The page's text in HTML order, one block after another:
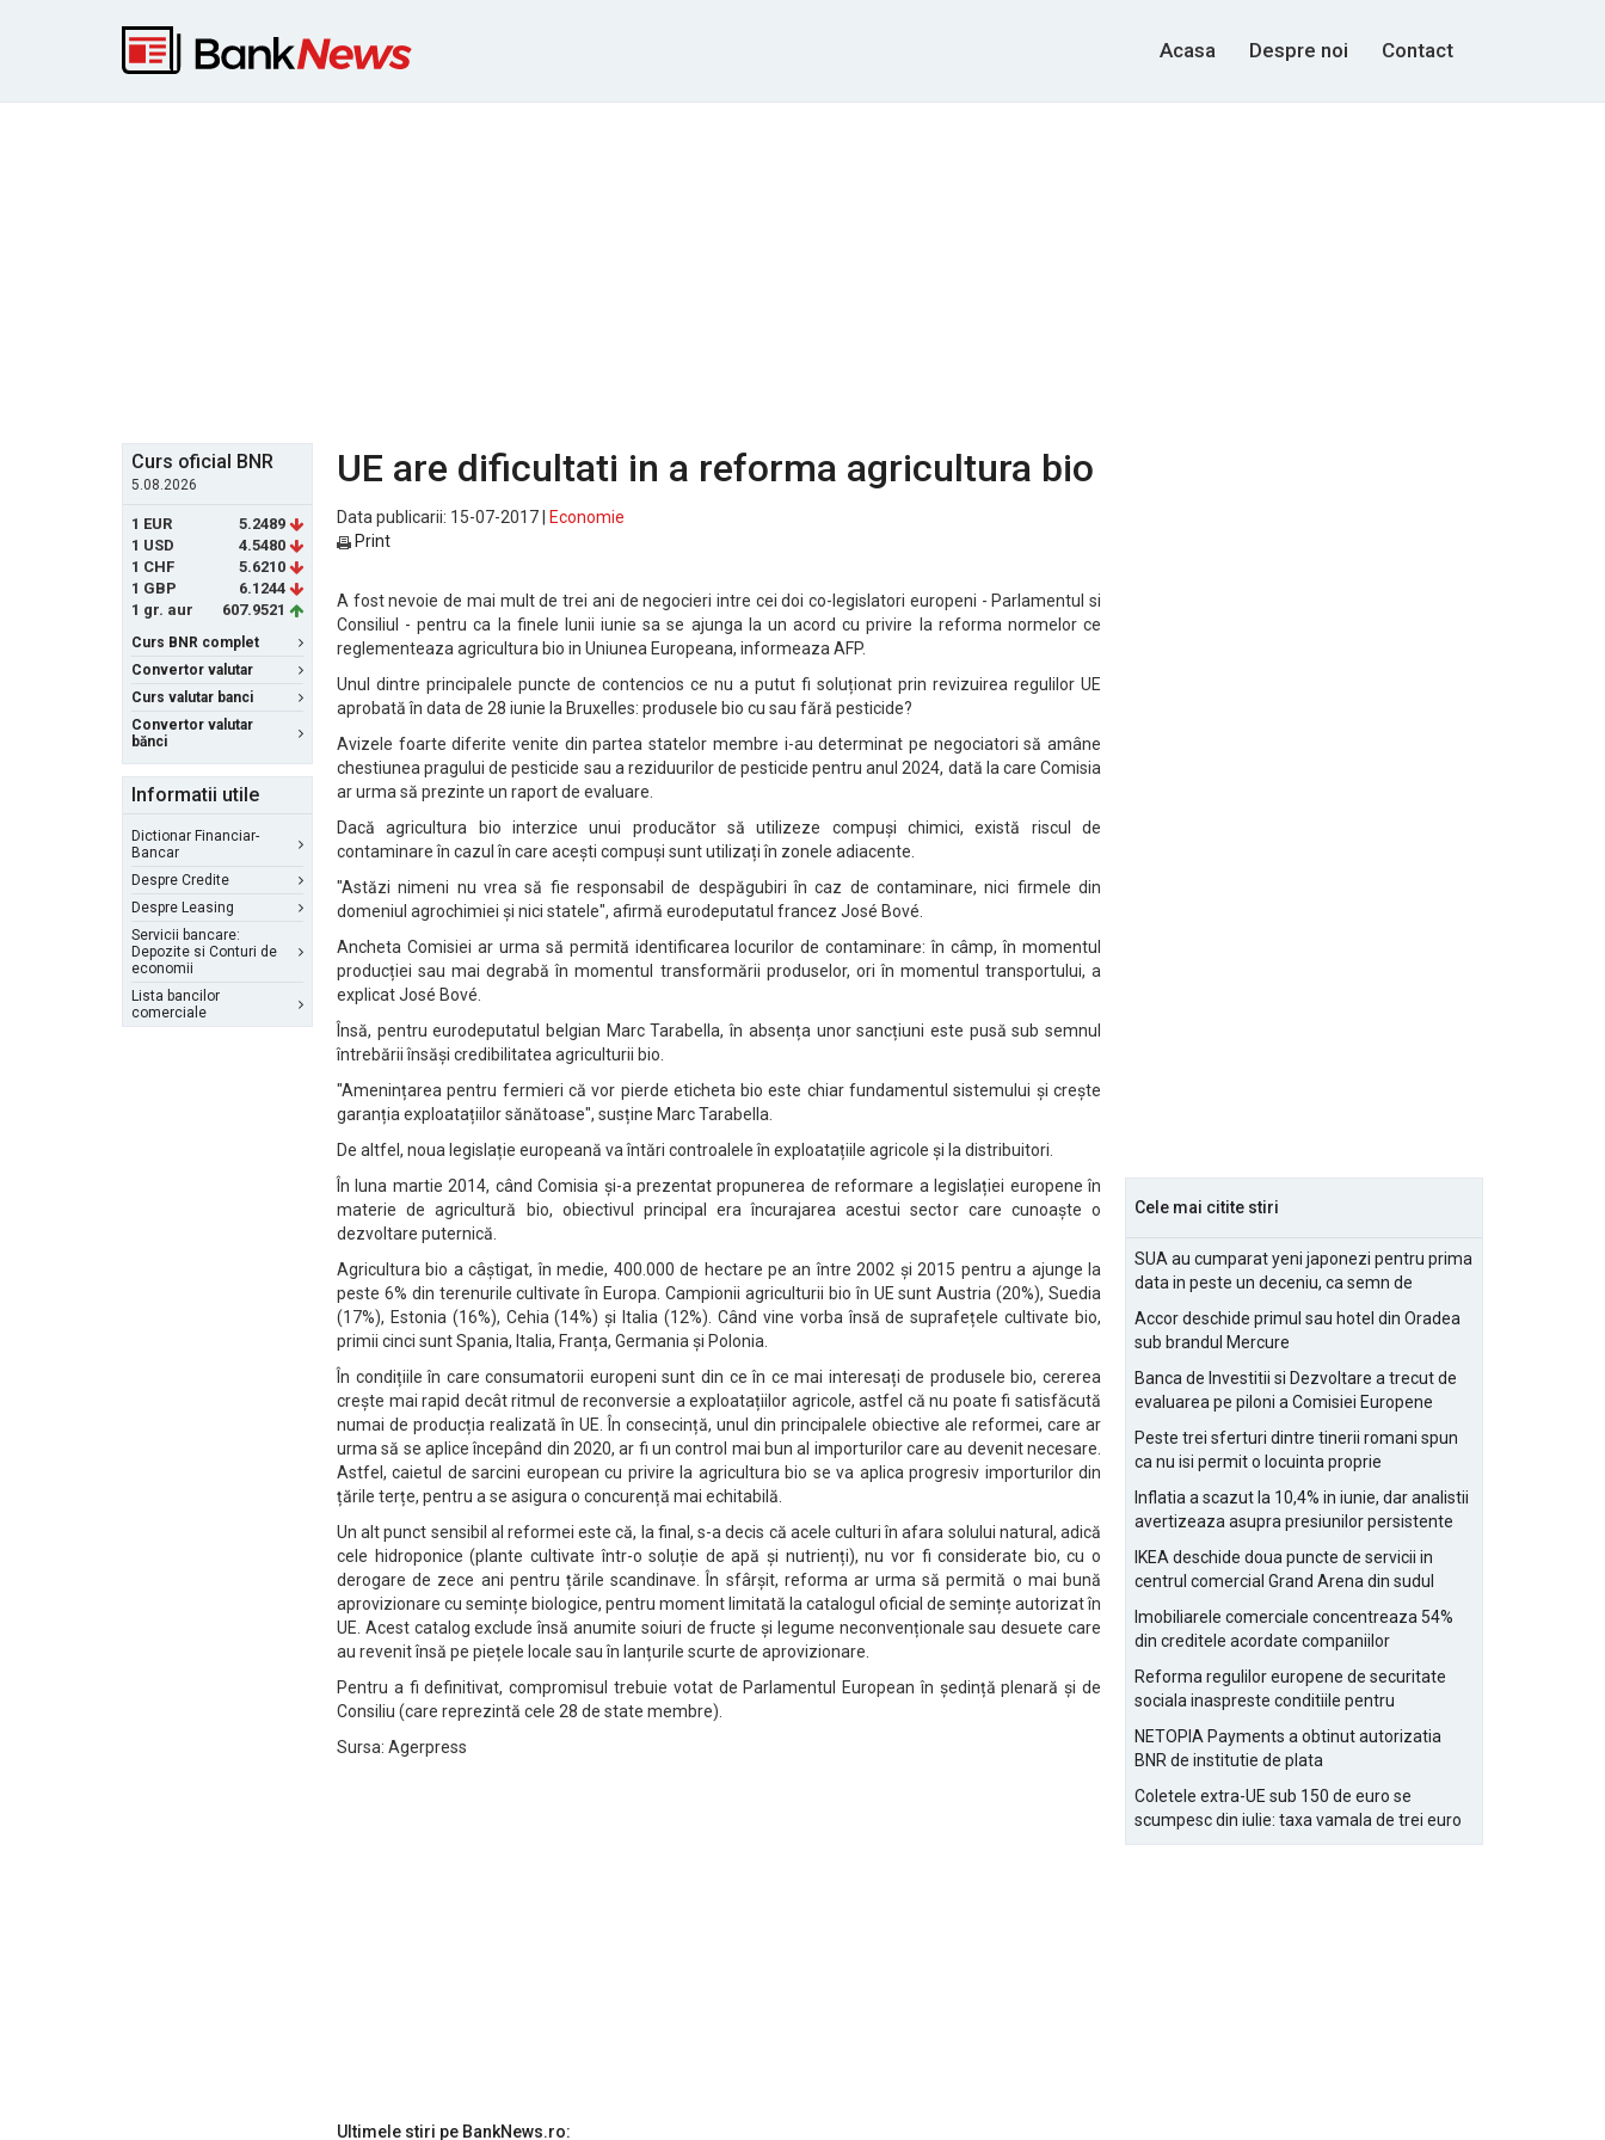
Acasa Despre noi Contact
Curs oficial BNR
5.08.2026
1 EUR
5.2489
1 USD
4.5480
1 CHF
5.6210
1 GBP
6.1244
1 gr. aur
607.9521
Curs BNR complet
Convertor valutar
Curs valutar banci
Convertor valutar
bănci
Informatii utile
Dictionar Financiar-
Bancar
Despre Credite
Despre Leasing
Servicii bancare:
Depozite si Conturi de
economii
Lista bancilor
comerciale
UE are dificultati in a reforma agricultura bio
Data publicarii: 15-07-2017 |
Economie
Print
A fost nevoie de mai mult de trei ani de negocieri intre cei doi co-legislatori europeni - Parlamentul si
Consiliul - pentru ca la finele lunii iunie sa se ajunga la un acord cu privire la reforma normelor ce
reglementeaza agricultura bio in Uniunea Europeana, informeaza AFP.
Unul dintre principalele puncte de contencios ce nu a putut fi soluționat prin revizuirea regulilor UE
aprobată în data de 28 iunie la Bruxelles: produsele bio cu sau fără pesticide?
Avizele foarte diferite venite din partea statelor membre i-au determinat pe negociatori să amâne
chestiunea pragului de pesticide sau a reziduurilor de pesticide pentru anul 2024, dată la care Comisia
ar urma să prezinte un raport de evaluare.
Dacă agricultura bio interzice unui producător să utilizeze compuși chimici, există riscul de
contaminare în cazul în care acești compuși sunt utilizați în zonele adiacente.
"Astăzi nimeni nu vrea să fie responsabil de despăgubiri în caz de contaminare, nici firmele din
domeniul agrochimiei și nici statele", afirmă eurodeputatul francez José Bové.
Ancheta Comisiei ar urma să permită identificarea locurilor de contaminare: în câmp, în momentul
producției sau mai degrabă în momentul transformării produselor, ori în momentul transportului, a
explicat José Bové.
Însă, pentru eurodeputatul belgian Marc Tarabella, în absența unor sancțiuni este pusă sub semnul
întrebării însăși credibilitatea agriculturii bio.
"Amenințarea pentru fermieri că vor pierde eticheta bio este chiar fundamentul sistemului și crește
garanția exploatațiilor sănătoase", susține Marc Tarabella.
De altfel, noua legislație europeană va întări controalele în exploatațiile agricole și la distribuitori.
În luna martie 2014, când Comisia și-a prezentat propunerea de reformare a legislației europene în
materie de agricultură bio, obiectivul principal era încurajarea acestui sector care cunoaște o
dezvoltare puternică.
Agricultura bio a câștigat, în medie, 400.000 de hectare pe an între 2002 și 2015 pentru a ajunge la
peste 6% din terenurile cultivate în Europa. Campionii agriculturii bio în UE sunt Austria (20%), Suedia
(17%), Estonia (16%), Cehia (14%) și Italia (12%). Când vine vorba însă de suprafețele cultivate bio,
primii cinci sunt Spania, Italia, Franța, Germania și Polonia.
În condițiile în care consumatorii europeni sunt din ce în ce mai interesați de produsele bio, cererea
crește mai rapid decât ritmul de reconversie a exploatațiilor agricole, astfel că nu poate fi satisfăcută
numai de producția realizată în UE. În consecință, unul din principalele obiective ale reformei, care ar
urma să se aplice începând din 2020, ar fi un control mai bun al importurilor care au devenit necesare.
Astfel, caietul de sarcini european cu privire la agricultura bio se va aplica progresiv importurilor din
țările terțe, pentru a se asigura o concurență mai echitabilă.
Un alt punct sensibil al reformei este că, la final, s-a decis că acele culturi în afara solului natural, adică
cele hidroponice (plante cultivate într-o soluție de apă și nutrienți), nu vor fi considerate bio, cu o
derogare de zece ani pentru țările scandinave. În sfârșit, reforma ar urma să permită o mai bună
aprovizionare cu semințe biologice, pentru moment limitată la catalogul oficial de semințe autorizat în
UE. Acest catalog exclude însă anumite soiuri de fructe și legume neconvenționale sau desuete care
au revenit însă pe piețele locale sau în lanțurile scurte de aprovizionare.
Pentru a fi definitivat, compromisul trebuie votat de Parlamentul European în ședință plenară și de
Consiliu (care reprezintă cele 28 de state membre).
Sursa: Agerpress
Ultimele stiri pe BankNews.ro:
Cele mai citite stiri
SUA au cumparat yeni japonezi pentru prima
data in peste un deceniu, ca semn de
Accor deschide primul sau hotel din Oradea
sub brandul Mercure
Banca de Investitii si Dezvoltare a trecut de
evaluarea pe piloni a Comisiei Europene
Peste trei sferturi dintre tinerii romani spun
ca nu isi permit o locuinta proprie
Inflatia a scazut la 10,4% in iunie, dar analistii
avertizeaza asupra presiunilor persistente
IKEA deschide doua puncte de servicii in
centrul comercial Grand Arena din sudul
Imobiliarele comerciale concentreaza 54%
din creditele acordate companiilor
Reforma regulilor europene de securitate
sociala inaspreste conditiile pentru
NETOPIA Payments a obtinut autorizatia
BNR de institutie de plata
Coletele extra-UE sub 150 de euro se
scumpesc din iulie: taxa vamala de trei euro
pe articol, adaugata la taxa logistica